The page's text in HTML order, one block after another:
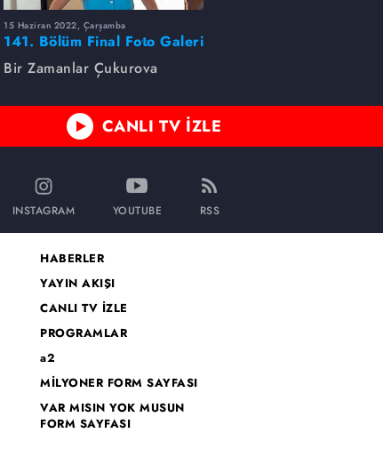
15 Haziran 2022, Çarşamba
141. Bölüm Final Foto Galeri
Bir Zamanlar Çukurova
CANLI TV İZLE
INSTAGRAM YOUTUBE RSS
HABERLER
YAYIN AKIŞI
CANLI TV İZLE
PROGRAMLAR
a2
MİLYONER FORM SAYFASI
VAR MISIN YOK MUSUN
FORM SAYFASI